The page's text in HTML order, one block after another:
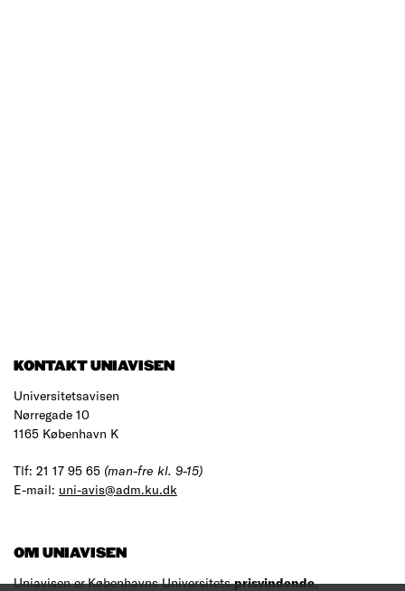
KONTAKT UNIAVISEN
Universitetsavisen
Nørregade 10
1165 København K
Tlf: 21 17 95 65 (man-fre kl. 9-15)
E-mail: uni-avis@adm.ku.dk
OM UNIAVISEN
Uniavisen er Københavns Universitetsprisvindende,